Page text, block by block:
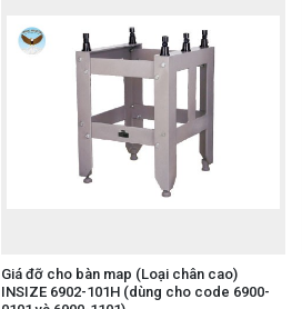
Giá đỡ cho bàn map (Loại chân cao)
INSIZE 6902-101H (dùng cho code 6900-